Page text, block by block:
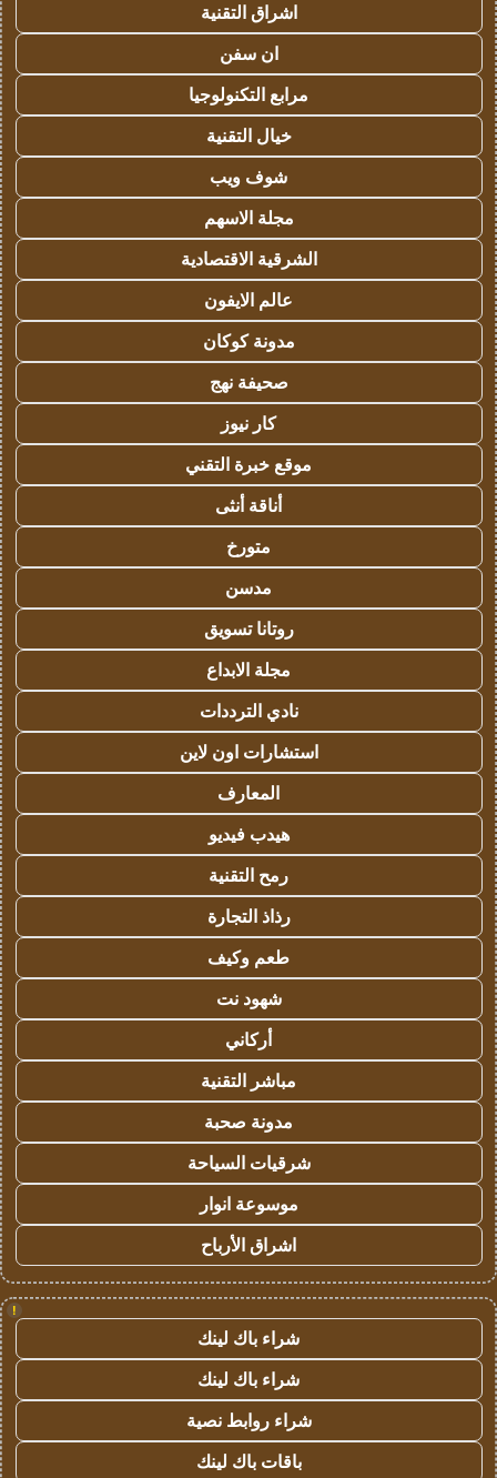
اشراق التقنية
ان سفن
مرابع التكنولوجيا
خيال التقنية
شوف ويب
مجلة الاسهم
الشرقية الاقتصادية
عالم الايفون
مدونة كوكان
صحيفة نهج
كار نيوز
موقع خبرة التقني
أناقة أنثى
متورخ
مدسن
روتانا تسويق
مجلة الابداع
نادي الترددات
استشارات اون لاين
المعارف
هيدب فيديو
رمح التقنية
رذاذ التجارة
طعم وكيف
شهود نت
أركاني
مباشر التقنية
مدونة صحبة
شرقيات السياحة
موسوعة انوار
اشراق الأرباح
!
شراء باك لينك
شراء باك لينك
شراء روابط نصية
باقات باك لينك